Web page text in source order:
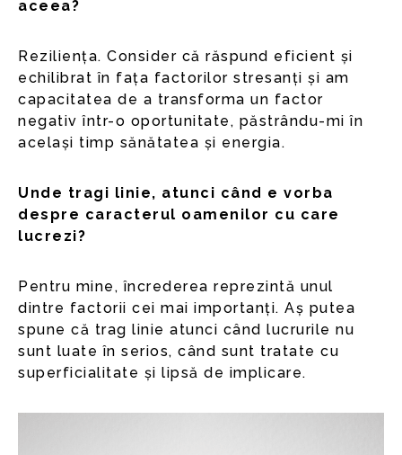
aceea?
Reziliența. Consider că răspund eficient și
echilibrat în fața factorilor stresanți și am
capacitatea de a transforma un factor
negativ într-o oportunitate, păstrându-mi în
același timp sănătatea și energia.
Unde tragi linie, atunci când e vorba
despre caracterul oamenilor cu care
lucrezi?
Pentru mine, încrederea reprezintă unul
dintre factorii cei mai importanți. Aș putea
spune că trag linie atunci când lucrurile nu
sunt luate în serios, când sunt tratate cu
superficialitate și lipsă de implicare.